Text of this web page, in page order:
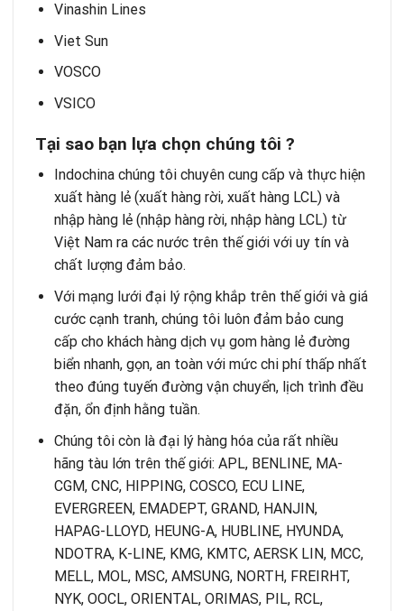
Vinashin Lines
Viet Sun
VOSCO
VSICO
Tại sao bạn lựa chọn chúng tôi ?
Indochina chúng tôi chuyên cung cấp và thực hiện
xuất hàng lẻ (xuất hàng rời, xuất hàng LCL) và
nhập hàng lẻ (nhập hàng rời, nhập hàng LCL) từ
Việt Nam ra các nước trên thế giới với uy tín và
chất lượng đảm bảo.
Với mạng lưới đại lý rộng khắp trên thế giới và giá
cước cạnh tranh, chúng tôi luôn đảm bảo cung
cấp cho khách hàng dịch vụ gom hàng lẻ đường
biển nhanh, gọn, an toàn với mức chi phí thấp nhất
theo đúng tuyến đường vận chuyển, lịch trình đều
đặn, ổn định hằng tuần.
Chúng tôi còn là đại lý hàng hóa của rất nhiều
hãng tàu lớn trên thế giới: APL, BENLINE, MA-
CGM, CNC, HIPPING, COSCO, ECU LINE,
EVERGREEN, EMADEPT, GRAND, HANJIN,
HAPAG-LLOYD, HEUNG-A, HUBLINE, HYUNDA,
NDOTRA, K-LINE, KMG, KMTC, AERSK LIN, MCC,
MELL, MOL, MSC, AMSUNG, NORTH, FREIRHT,
NYK, OOCL, ORIENTAL, ORIMAS, PIL, RCL,